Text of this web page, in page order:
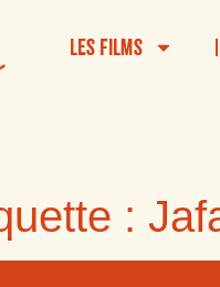
Les Films
: